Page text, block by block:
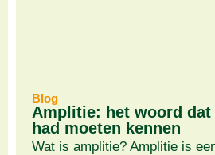
Blog
Amplitie: het woord dat
had moeten kennen
Wat is amplitie? Amplitie is